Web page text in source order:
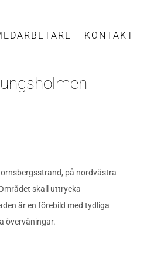
KONTAKT
på nordvästra
skall uttrycka
är en förebild med tydliga
övervåningar.